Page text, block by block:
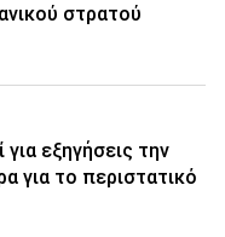
στρατού
εξηγήσεις την
για το περιστατικό